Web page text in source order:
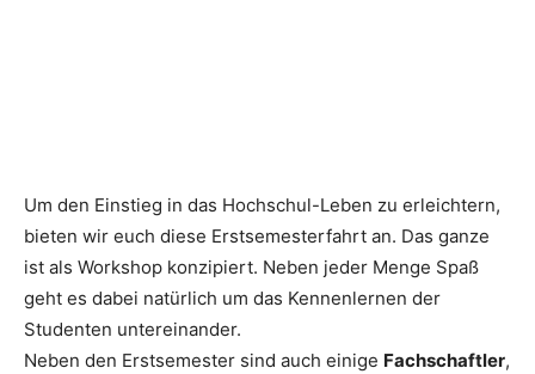
Um den Einstieg in das Hochschul-Leben zu erleichtern,
bieten wir euch diese Erstsemesterfahrt an. Das ganze
ist als Workshop konzipiert. Neben jeder Menge Spaß
geht es dabei natürlich um das Kennenlernen der
Studenten untereinander.
Neben den Erstsemester sind auch einige Fachschaftler,